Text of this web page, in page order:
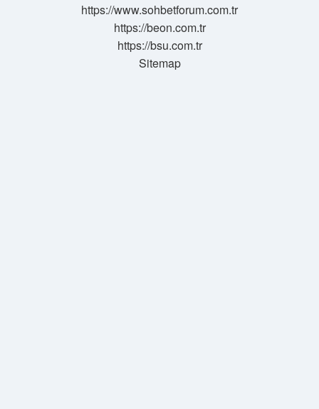
https://www.sohbetforum.com.tr
https://beon.com.tr
https://bsu.com.tr
Sitemap